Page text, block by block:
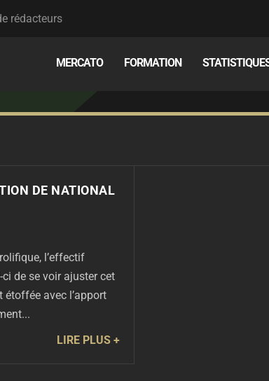
rédacteurs
MERCATO FORMATION
DE NATIONAL
l’effectif
de se voir ajuster cet
étoffée avec l’apport
LIRE PLUS